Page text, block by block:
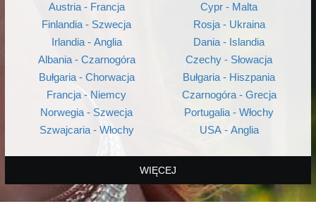
Austria - Francja
Finlandia - Szwecja
Irlandia - Anglia
Albania - Czarnogóra
Bułgaria - Chorwacja
Francja - Niemcy
Norwegia - Szwecja
Szwajcaria - Włochy
Cypr - Malta
Rosja - Ukraina
Dania - Islandia
Czechy - Słowacja
Bułgaria - Hiszpania
Czarnogóra - Grecja
Portugalia - Włochy
USA - Anglia
WIĘCEJ